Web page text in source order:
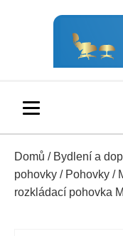
Domů / Bydlení a
pohovky / Pohovky /
rozkládací pohovka